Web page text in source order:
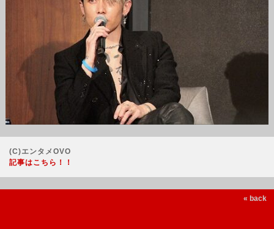
(C)エンタメOVO
記事はこちら！！
« back